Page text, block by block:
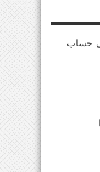
حساب